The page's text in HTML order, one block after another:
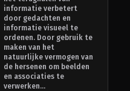
informatie verbetert
door gedachten en
informatie visueel te
ordenen. Door gebruik te
maken van het
natuurlijke vermogen van
de hersenen om beelden
en associaties te
verwerken...